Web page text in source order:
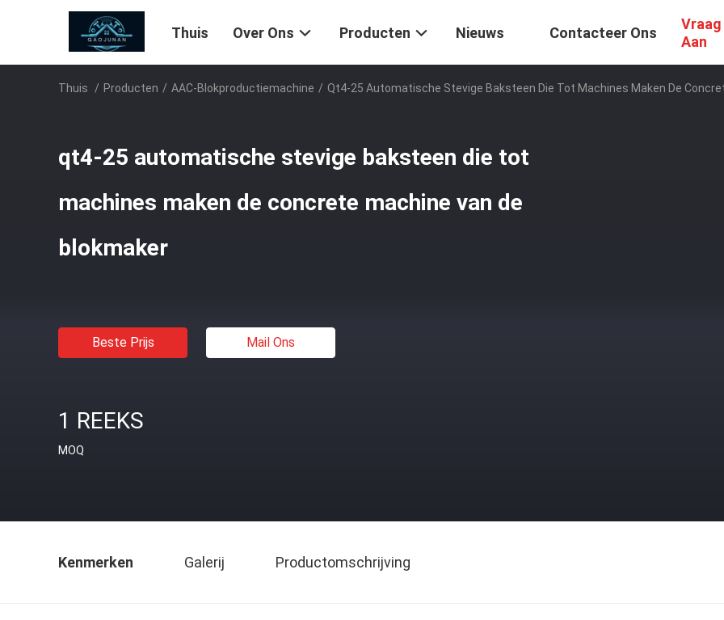
Thuis Over Ons Producten Nieuws Contacteer Ons
Aan
Thuis / Producten / AAC-Blokproductiemachine / Qt4-25 Automatische Stevige Baksteen Die Tot Machines Maken De
qt4-25 automatische stevige baksteen die tot
machines maken de concrete machine van de
blokmaker
Beste Prijs Mail Ons
1 REEKS
MOQ
Kenmerken Galerij Productomschrijving